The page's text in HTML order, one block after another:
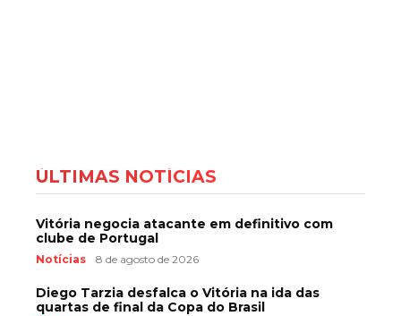
ÚLTIMAS NOTÍCIAS
Vitória negocia atacante em definitivo com
clube de Portugal
Notícias 8 de agosto de 2026
Diego Tarzia desfalca o Vitória na ida das
quartas de final da Copa do Brasil